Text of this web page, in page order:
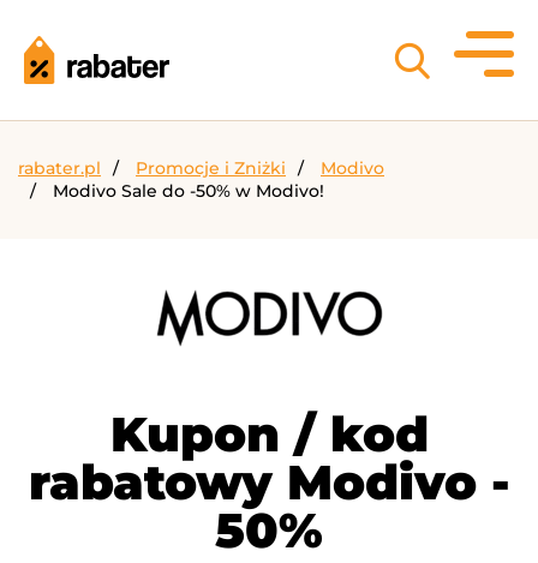
rabater.pl Promocje i Zniżki
Modivo
Modivo Sale do -50% w Modivo!
Kupon / kod
rabatowy Modivo -
50%